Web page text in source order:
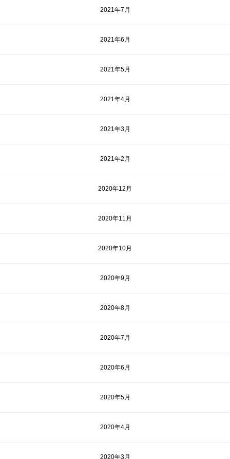
2021年7月
2021年6月
2021年5月
2021年4月
2021年3月
2021年2月
2020年12月
2020年11月
2020年10月
2020年9月
2020年8月
2020年7月
2020年6月
2020年5月
2020年4月
2020年3月